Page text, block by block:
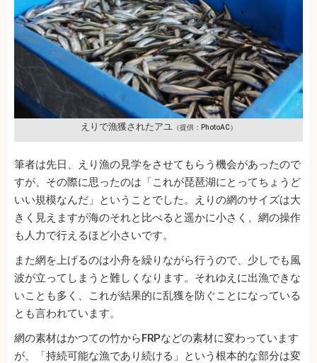
えりで漁獲されたアユ （提供：PhotoAC）
筆者は先日、えり漁の見学をさせてもらう機会があったので
すが、その際に思ったのは「これが琵琶湖にとってちょうど
いい規模なんだ」ということでした。えりの網のサイズは大
きく見えますが海のそれと比べると遥かに小さく、網の操作
も人力で行えるほど小さいです。
また網を上げるのは小舟を繰りながら行うので、少しでも風
波が立ってしまうと難しくなります。それゆえに出漁できな
いことも多く、これが結果的に乱獲を防ぐことになっている
とも言われています。
網の素材はかつての竹からFRPなどの素材に変わっています
が、「持続可能な漁であり続ける」という根本的な部分は変